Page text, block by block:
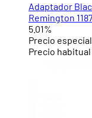
Adaptador
Remington
5.01%
Precio
Precio habitual